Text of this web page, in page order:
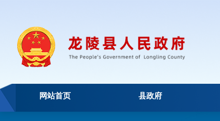
网站首页 县政府